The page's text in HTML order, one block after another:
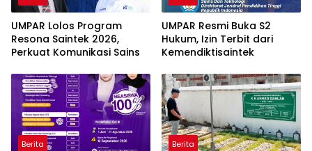
UMPAR Lolos Program
Resona Saintek 2026,
Perkuat Komunikasi Sains
UMPAR Resmi Buka S2
Hukum, Izin Terbit dari
Kemendiktisaintek
Berita Berita